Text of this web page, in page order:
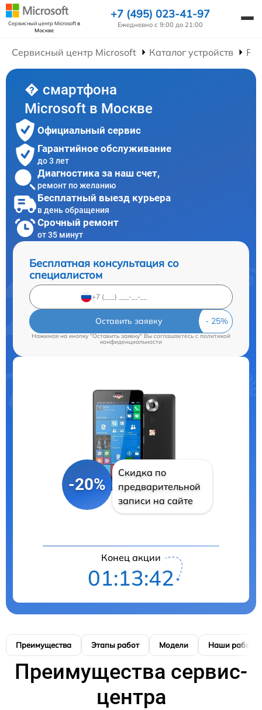
Сервисный центр Microsoftв
Москве
+7 (495) 023-41-97
Ежедневно с 9:00 до 21:00
Сервисный центр Microsoft Каталог устройств
� смартфона
Microsoft в Москве
Официальный сервис
Гарантийное обслуживание
до 3 лет
Диагностика за наш счет,
ремонт по желанию
Бесплатный выезд курьера
в день обращения
Срочный ремонт
от 35 минут
Бесплатная консультация со
специалистом
Оставить заявку
Нажимая на кнопку "Оставить заявку" Вы соглашаетесь cполитикой
конфиденциальности
-20%
Скидка по
предварительной
записи на сайте
Конец акции
01:13:41
Преимущества Этапы работ Модели Наши работы
Преимущества сервис-
центра